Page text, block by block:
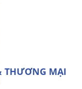
THƯƠNG MẠI